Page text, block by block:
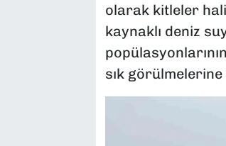
olarak kitleler
kaynaklı deniz
sık